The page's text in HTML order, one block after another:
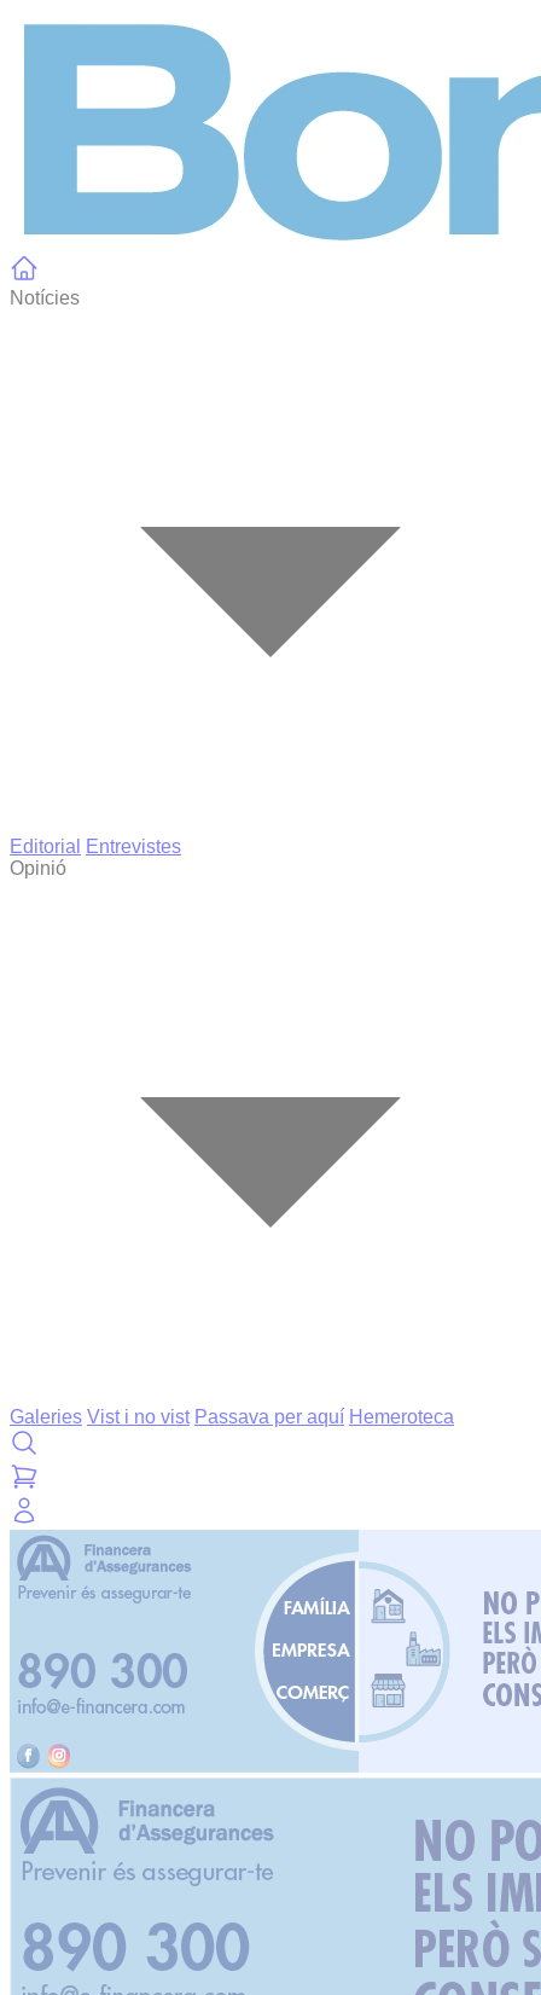
Notícies
Editorial
Entrevistes
Opinió
Galeries Vist i no vist Passava per aquí Hemeroteca